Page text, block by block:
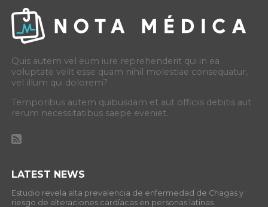
Quis autem vel eum iure reprehenderit qui in ea
voluptate velit esse quam nihil molestiae consequatur,
vel illum qui dolorem?
Temporibus autem quibusdam et aut officiis debitis aut
rerum necessitatibus saepe eveniet.
LATEST NEWS
Estudio revela alta prevalencia de enfermedad de Chagas y
riesgo de alteraciones cardíacas en personas latinas